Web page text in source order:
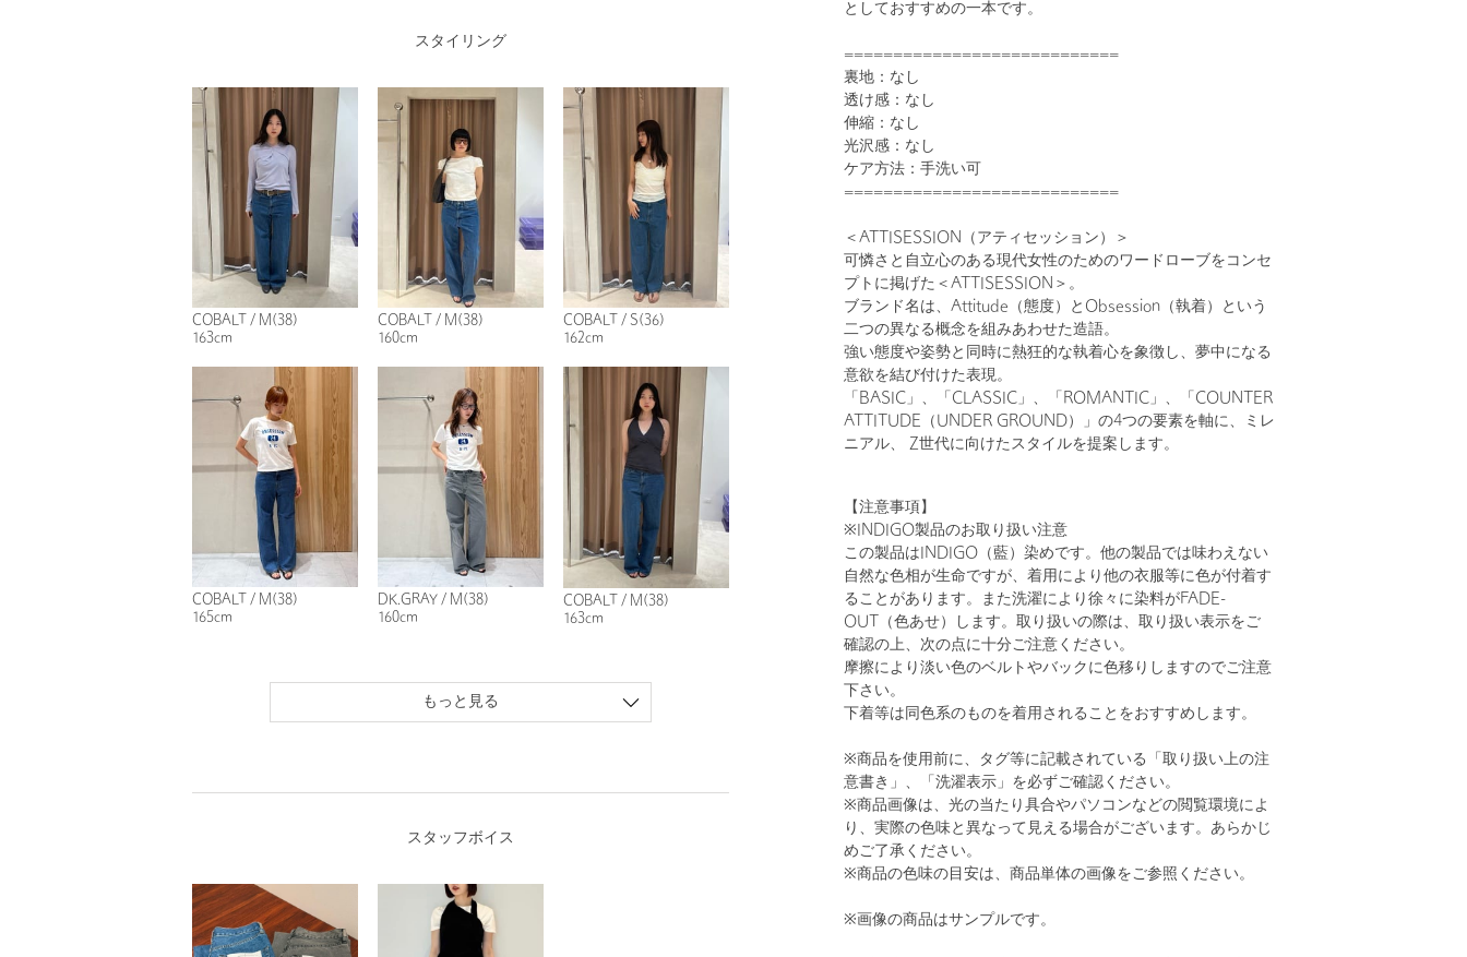
としておすすめの一本です。
============================
裏地：なし
透け感：なし
伸縮：なし
光沢感：なし
ケア方法：手洗い可
============================
＜ATTISESSION（アティセッション）＞
可憐さと自立心のある現代女性のためのワードローブをコンセ
プトに掲げた＜ATTISESSION＞。
ブランド名は、Attitude（態度）とObsession（執着）という
二つの異なる概念を組みあわせた造語。
強い態度や姿勢と同時に熱狂的な執着心を象徴し、夢中になる
意欲を結び付けた表現。
「BASIC」、「CLASSIC」、「ROMANTIC」、「COUNTER
ATTITUDE（UNDER GROUND）」の4つの要素を軸に、ミレ
ニアル、 Z世代に向けたスタイルを提案します。
【注意事項】
※INDIGO製品のお取り扱い注意
この製品はINDIGO（藍）染めです。他の製品では味わえない
自然な色相が生命ですが、着用により他の衣服等に色が付着す
ることがあります。また洗濯により徐々に染料がFADE-
OUT（色あせ）します。取り扱いの際は、取り扱い表示をご
確認の上、次の点に十分ご注意ください。
摩擦により淡い色のベルトやバックに色移りしますのでご注意
下さい。
下着等は同色系のものを着用されることをおすすめします。
※商品を使用前に、タグ等に記載されている「取り扱い上の注
意書き」、「洗濯表示」を必ずご確認ください。
※商品画像は、光の当たり具合やパソコンなどの閲覧環境によ
り、実際の色味と異なって見える場合がございます。あらかじ
めご了承ください。
※商品の色味の目安は、商品単体の画像をご参照ください。
※画像の商品はサンプルです。
スタイリング
COBALT / M(38)
163cm
COBALT / M(38)
160cm
COBALT / S(36)
162cm
COBALT / M(38)
165cm
DK.GRAY / M(38)
160cm
COBALT / M(38)
163cm
もっと見る
スタッフボイス
DK.GRAY